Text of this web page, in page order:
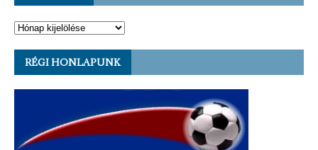
RÉGI HONLAPUNK